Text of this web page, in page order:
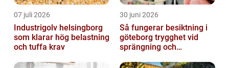
07 juli 2026
Industrigolv helsingborg
som klarar hög belastning
och tuffa krav
30 juni 2026
Så fungerar besiktning i
göteborg trygghet vid
sprängning och